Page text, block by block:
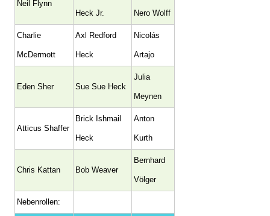
Neil Flynn
Heck Jr. Nero Wolff
Charlie
McDermott
Axl Redford
Heck
Nicolás
Artajo
Eden Sher Sue Sue Heck
Julia
Meynen
Atticus Shaffer
Brick Ishmail
Heck
Anton
Kurth
Chris Kattan Bob Weaver
Bernhard
Völger
Nebenrollen: